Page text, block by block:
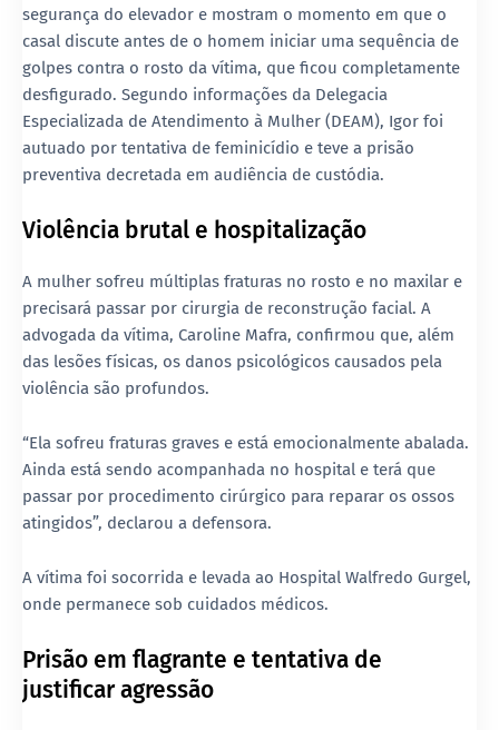
segurança do elevador e mostram o momento em que o
casal discute antes de o homem iniciar uma sequência de
golpes contra o rosto da vítima, que ficou completamente
desfigurado. Segundo informações da Delegacia
Especializada de Atendimento à Mulher (DEAM), Igor foi
autuado por tentativa de feminicídio e teve a prisão
preventiva decretada em audiência de custódia.
Violência brutal e hospitalização
A mulher sofreu múltiplas fraturas no rosto e no maxilar e
precisará passar por cirurgia de reconstrução facial. A
advogada da vítima, Caroline Mafra, confirmou que, além
das lesões físicas, os danos psicológicos causados pela
violência são profundos.
“Ela sofreu fraturas graves e está emocionalmente abalada.
Ainda está sendo acompanhada no hospital e terá que
passar por procedimento cirúrgico para reparar os ossos
atingidos”, declarou a defensora.
A vítima foi socorrida e levada ao Hospital Walfredo Gurgel,
onde permanece sob cuidados médicos.
Prisão em flagrante e tentativa de
justificar agressão